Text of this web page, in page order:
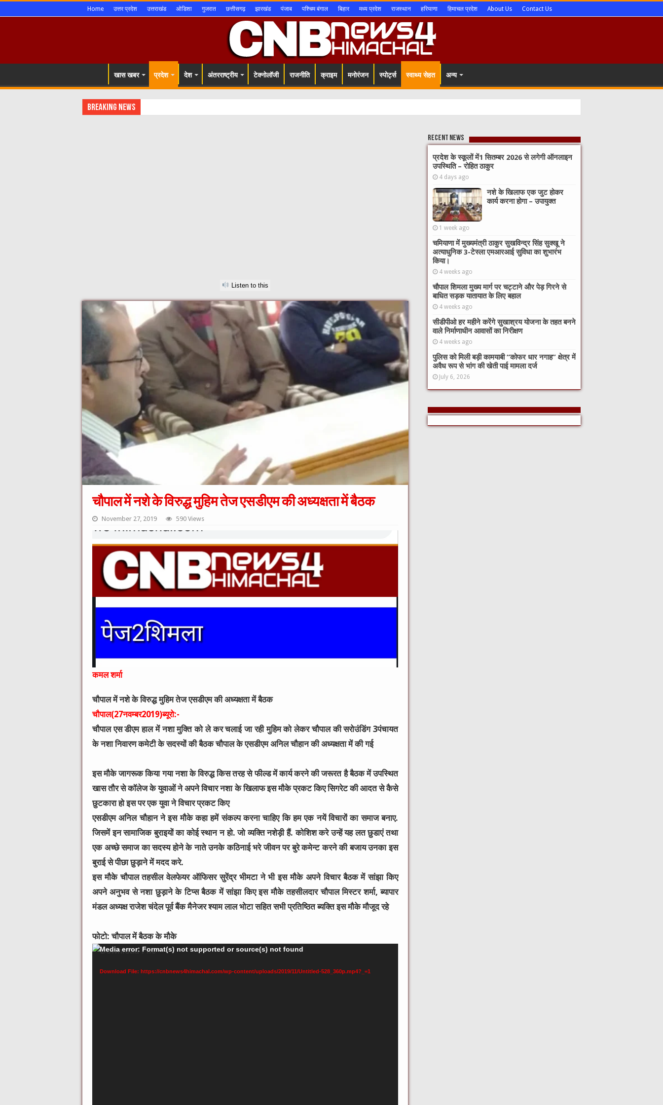
Home उत्तर प्रदेश उत्तराखंड ओडिशा गुजरात छत्तीसगढ़ झारखंड पंजाब पश्चिम बंगाल बिहार मध्य प्रदेश राजस्थान हरियाणा हिमाचल प्रदेश About Us Contact Us
खास खबर प्रदेश देश अंतरराष्ट्रीय टेक्नोलॉजी राजनीति क्राइम मनोरंजन स्पोर्ट्स स्वाथ्य सेहत अन्य
Breaking News
Listen to this
चौपाल में नशे के विरुद्ध मुहिम तेज एसडीएम की अध्यक्षता में बैठक
November 27, 2019 590 Views
कमल शर्मा
चौपाल में नशे के विरुद्ध मुहिम तेज एसडीएम की अध्यक्षता में बैठक
चौपाल(27नवम्बर2019)ब्यूरो:-
चौपाल एस डीएम हाल में नशा मुक्ति को ले कर चलाई जा रही मुहिम को लेकर चौपाल की सरोउंडिंग 3पंचायत
के नशा निवारण कमेटी के सदस्यों की बैठक चौपाल के एसडीएम अनिल चौहान की अध्यक्षता में की गई
इस मौके जागरूक किया गया नशा के विरुद्ध किस तरह से फील्ड में कार्य करने की जरूरत है बैठक में उपस्थित
खास तौर से कॉलेज के युवाओं ने अपने विचार नशा के खिलाफ इस मौके प्रकट किए सिगरेट की आदत से कैसे
छुटकारा हो इस पर एक युवा ने विचार प्रकट किए
एसडीएम अनिल चौहान ने इस मौके कहा हमें संकल्प करना चाहिए कि हम एक नयें विचारों का समाज बनाए.
जिसमें इन सामाजिक बुराइयों का कोई स्थान न हो. जो व्यक्ति नशेड़ी हैं. कोशिश करे उन्हें यह लत छुडाएं तथा
एक अच्छे समाज का सदस्य होने के नाते उनके कठिनाई भरे जीवन पर बुरे कमेन्ट करने की बजाय उनका इस
बुराई से पीछा छुड़ाने में मदद करे.
इस मौके चौपाल तहसील वेलफेयर ऑफिसर सुरेंद्र भीमटा ने भी इस मौके अपने विचार बैठक में सांझा किए
अपने अनुभव से नशा छुड़ाने के टिप्स बैठक में सांझा किए इस मौके तहसीलदार चौपाल मिस्टर शर्मा, ब्यापार
मंडल अध्यक्ष राजेश चंदेल पूर्व बैंक मैनेजर श्याम लाल भोटा सहित सभी प्रतिष्ठित ब्यक्ति इस मौके मौजूद रहे
फोटो: चौपाल में बैठक के मौके
Video
Media error: Format(s) not supported or source(s) not found
Download File: https://cnbnews4himachal.com/wp-content/uploads/2019/11/Untitled-528_360p.mp4?_=1
Recent News
प्रदेश के स्कूलों में1 सितम्बर 2026 से लगेगी ऑनलाइन
उपस्थिति – रोहित ठाकुर
4 days ago
नशे के खिलाफ एक जुट होकर
कार्य करना होगा – उपायुक्त
1 week ago
चमियाणा में मुख्यमंत्री ठाकुर सुखविन्द्र सिंह सुक्खू ने
अत्याधुनिक 3-टेस्ला एमआरआई सुविधा का शुभारंभ
किया।
4 weeks ago
चौपाल शिमला मुख्य मार्ग पर चट्टाने और पेड़ गिरने से
बाधित सड़क यातायात के लिए बहाल
4 weeks ago
सीडीपीओ हर महीने करेंगे सुखाश्रय योजना के तहत बनने
वाले निर्माणाधीन आवासों का निरीक्षण
4 weeks ago
पुलिस को मिली बड़ी कामयाबी “कोफर धार नगाह” क्षेत्र में
अवैध रूप से भांग की खेती पाई मामला दर्ज
July 6, 2026